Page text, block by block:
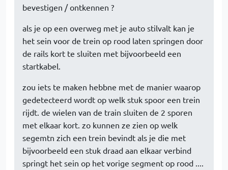
bevestigen / ontkennen ?
als je op een overweg met je auto stilvalt kan je
het sein voor de trein op rood laten springen door
de rails kort te sluiten met bijvoorbeeld een
startkabel.
zou iets te maken hebbne met de manier waarop
gedetecteerd wordt op welk stuk spoor een trein
rijdt. de wielen van de train sluiten de 2 sporen
met elkaar kort. zo kunnen ze zien op welk
segemtn zich een trein bevindt als je die met
bijvoorbeeld een stuk draad aan elkaar verbind
springt het sein op het vorige segment op rood ....